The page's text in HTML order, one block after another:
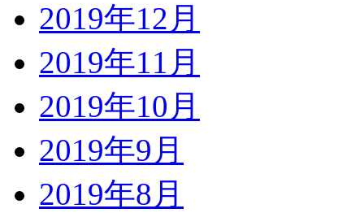
2019年12月
2019年11月
2019年10月
2019年9月
2019年8月